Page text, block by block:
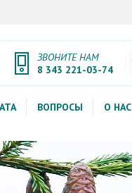
ЗВОНИТЕ НАМ
8 343 221-03-74
ВОПРОСЫ О НАС